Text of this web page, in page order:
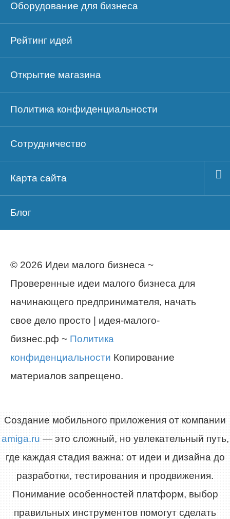
Оборудование для бизнеса
Рейтинг идей
Открытие магазина
Политика конфиденциальности
Сотрудничество
Карта сайта
Блог
© 2026 Идеи малого бизнеса ~
Проверенные идеи малого бизнеса для
начинающего предпринимателя, начать
свое дело просто | идея-малого-
бизнес.рф ~ Политика
конфиденциальности Копирование
материалов запрещено.
Создание мобильного приложения от компании
amiga.ru — это сложный, но увлекательный путь,
где каждая стадия важна: от идеи и дизайна до
разработки, тестирования и продвижения.
Понимание особенностей платформ, выбор
правильных инструментов помогут сделать